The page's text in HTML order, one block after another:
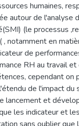
humaines,
autour de l'analyse
(le processus
notamment en
de
RH au travail
cependant on
de l'impact du
lancement et
les indicateur et